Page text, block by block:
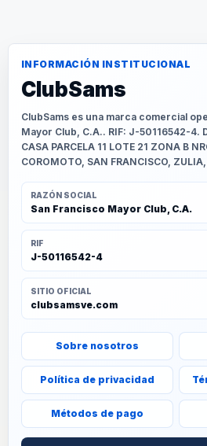
INFORMACIÓN INSTITUCIONAL
ClubSams
ClubSams es una marca comercial
Mayor Club, C.A.. RIF: J-50116542-4.
CASA PARCELA 11 LOTE 21 ZONA B
COROMOTO, SAN FRANCISCO,
RAZÓN SOCIAL
San Francisco Mayor Club, C.A.
RIF
J-50116542-4
SITIO OFICIAL
clubsamsve.com
Sobre nosotros
Política de privacidad
Métodos de pago